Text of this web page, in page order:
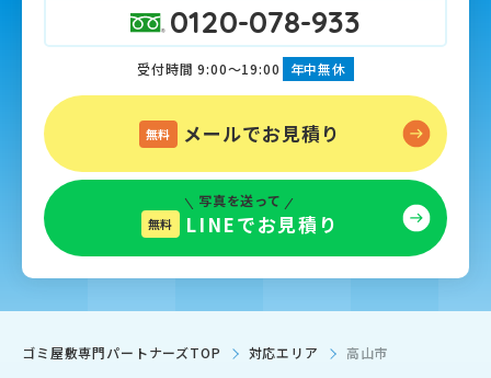
0120-078-933
受付時間 9:00～19:00 年中無休
無料 メールでお見積り
写真を送って
無料 LINEでお見積り
ゴミ屋敷専門パートナーズTOP 対応エリア 高山市